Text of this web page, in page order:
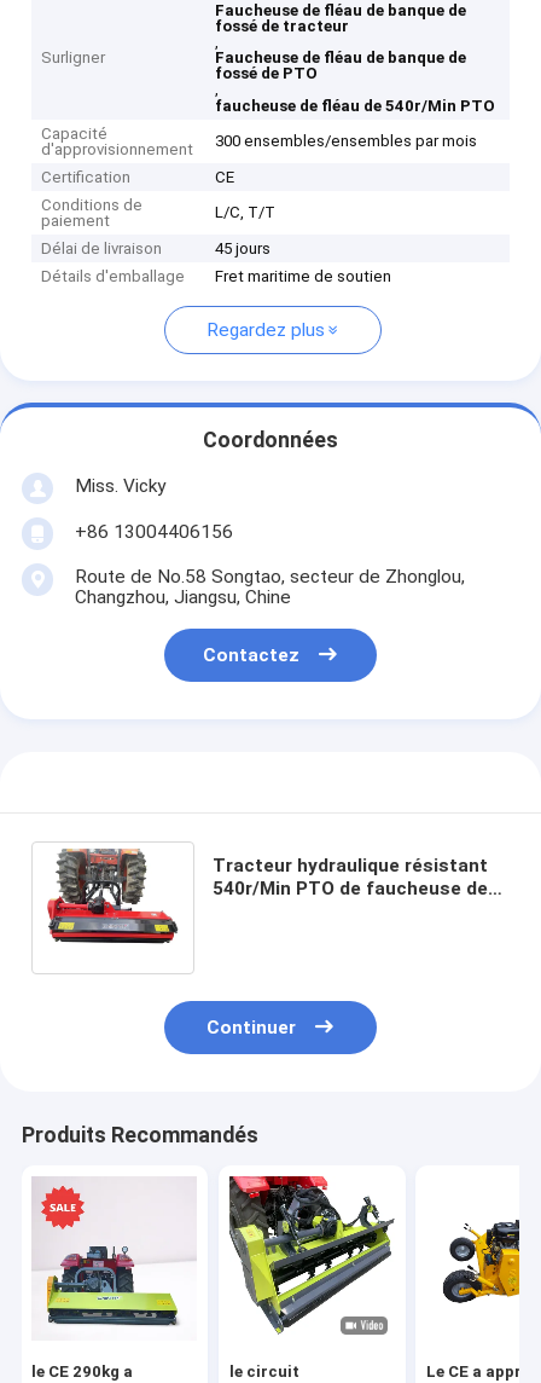
Surligner
Faucheuse de fléau de banque de
fossé de tracteur
,
Faucheuse de fléau de banque de
fossé de PTO
,
faucheuse de fléau de 540r/Min PTO
Capacité
d'approvisionnement
300 ensembles/ensembles par mois
Certification
CE
Conditions de
paiement
L/C, T/T
Délai de livraison
45 jours
Détails d'emballage
Fret maritime de soutien
Regardez plus
Coordonnées
Miss. Vicky
+86 13004406156
Route de No.58 Songtao, secteur de Zhonglou,
Changzhou, Jiangsu, Chine
Contactez
Tracteur hydraulique résistant
540r/Min PTO de faucheuse de
Continuer
Produits Recommandés
le CE 290kg a
le circuit
Le CE a